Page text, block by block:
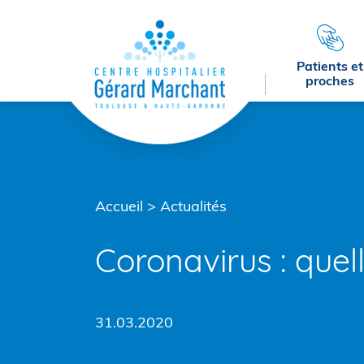
Patients et
proches
Accueil > Actualités
Coronavirus :
31.03.2020